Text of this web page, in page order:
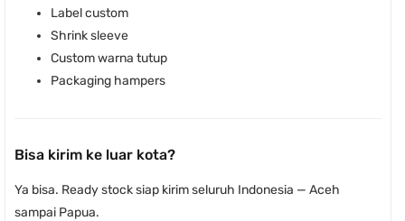
Label custom
Shrink sleeve
Custom warna tutup
Packaging hampers
Bisa kirim ke luar kota?
Ya bisa. Ready stock siap kirim seluruh Indonesia — Aceh
sampai Papua.